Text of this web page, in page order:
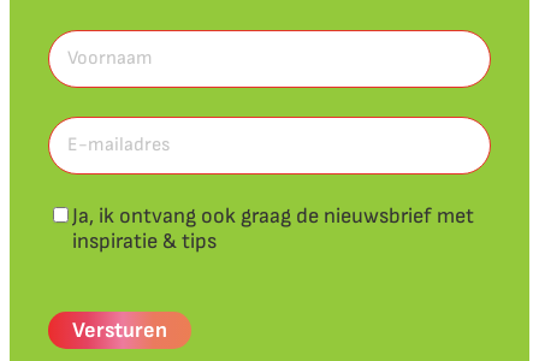
Voornaam
E-
mailadres(Vereist)
Nieuwsbrief
Ja, ik ontvang ook graag de nieuwsbrief met
inspiratie & tips